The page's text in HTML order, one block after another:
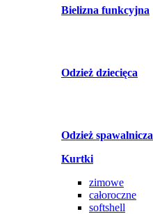
Bielizna funkcyjna
Odzież dziecięca
Odzież spawalnicza
Kurtki
zimowe
całoroczne
softshell